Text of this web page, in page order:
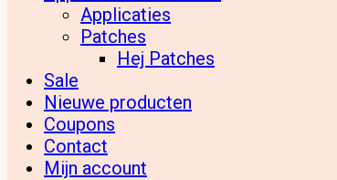
Applicaties
Patches
Hej Patches
Sale
Nieuwe producten
Coupons
Contact
Mijn account